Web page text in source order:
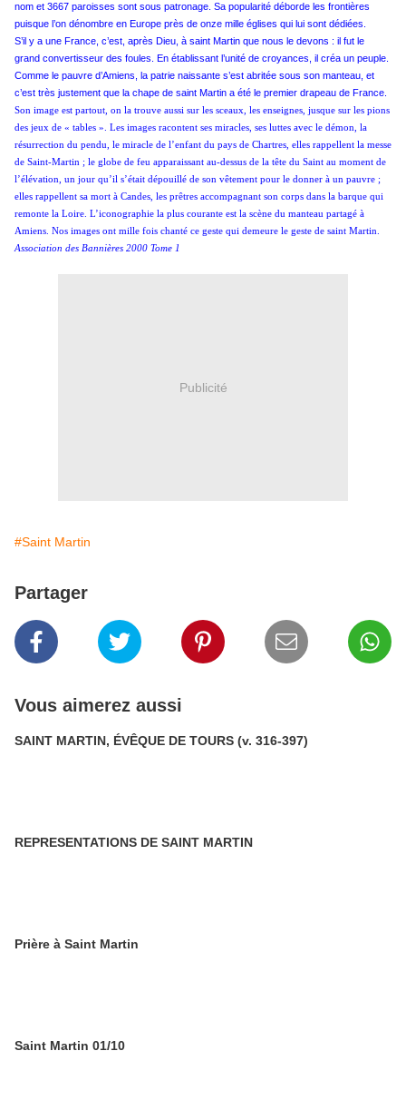
nom et 3667 paroisses sont sous patronage. Sa popularité déborde les frontières
puisque l’on dénombre en Europe près de onze mille églises qui lui sont dédiées.
S’il y a une France, c’est, après Dieu, à saint Martin que nous le devons : il fut le
grand convertisseur des foules. En établissant l’unité de croyances, il créa un peuple.
Comme le pauvre d’Amiens, la patrie naissante s’est abritée sous son manteau, et
c’est très justement que la chape de saint Martin a été le premier drapeau de France.
Son image est partout, on la trouve aussi sur les sceaux, les enseignes, jusque sur les pions
des jeux de « tables ». Les images racontent ses miracles, ses luttes avec le démon, la
résurrection du pendu, le miracle de l’enfant du pays de Chartres, elles rappellent la messe
de Saint-Martin ; le globe de feu apparaissant au-dessus de la tête du Saint au moment de
l’élévation, un jour qu’il s’était dépouillé de son vêtement pour le donner à un pauvre ;
elles rappellent sa mort à Candes, les prêtres accompagnant son corps dans la barque qui
remonte la Loire. L’iconographie la plus courante est la scène du manteau partagé à
Amiens. Nos images ont mille fois chanté ce geste qui demeure le geste de saint Martin.
Association des Bannières 2000 Tome 1
Publicité
#Saint Martin
Partager
Vous aimerez aussi
SAINT MARTIN, ÉVÊQUE DE TOURS (v. 316-397)
REPRESENTATIONS DE SAINT MARTIN
Prière à Saint Martin
Saint Martin 01/10